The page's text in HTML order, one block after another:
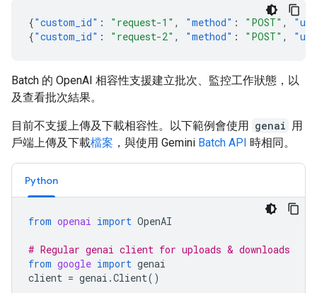
{"custom_id" : "request-1" , "method" : "POST" ,
{"custom_id" : "request-2" , "method" : "POST" ,
Batch 的 OpenAI 相容性支援建立批次、監控工作狀態，以
及查看批次結果。
目前不支援上傳及下載相容性。以下範例會使用 genai 用
戶端上傳及下載檔案 ，與使用 Gemini Batch API 時相同。
Python
from openai import OpenAI
# Regular genai client for uploads & downloads
from google import genai
client = genai .Client()